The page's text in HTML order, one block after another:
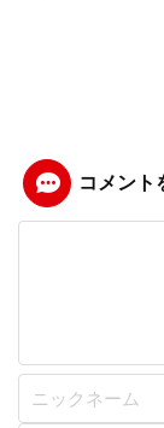
コメント